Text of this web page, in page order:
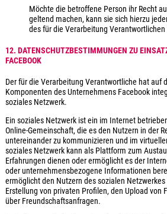
Möchte die betroffene Person ihr Recht
geltend machen, kann sie sich hierzu
des für die Verarbeitung
12. DATENSCHUTZBESTIMMUNGEN ZU
FACEBOOK
Der für die Verarbeitung Verantwortliche hat auf
Komponenten des Unternehmens Facebook
soziales Netzwerk.
Ein soziales Netzwerk ist ein im Internet
Online-Gemeinschaft, die es den Nutzern in der
untereinander zu kommunizieren und im
soziales Netzwerk kann als Plattform zum
Erfahrungen dienen oder ermöglicht es der
oder unternehmensbezogene Informationen
ermöglicht den Nutzern des sozialen
Erstellung von privaten Profilen, den Upload von
über Freundschaftsanfragen.